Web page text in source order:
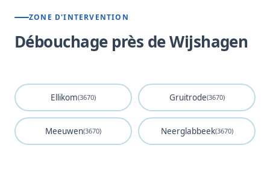
ZONE D'INTERVENTION
Débouchage près de Wijshagen
Ellikom(3670) Gruitrode(3670)
Meeuwen(3670) Neerglabbeek(3670)